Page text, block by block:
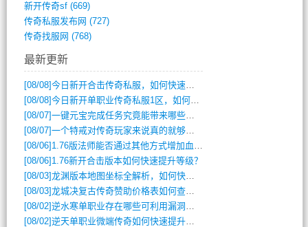
新开传奇sf(669)
传奇私服发布网 (727)
传奇找服网 (768)
最新更新
[08/08]今日新开合击传奇私服，如何快速提升角色战力？
[08/08]今日新开单职业传奇私服1区，如何快速升级与获取顶级装备？
[08/07]一键元宝完成任务究竟能带来哪些超值优势？
[08/07]一个特戒对传奇玩家来说真的就够用了吗？
[08/06] 1.76版法师能否通过其他方式增加血量？
[08/06] 1.76新开合击版本如何快速提升等级？
[08/03]龙渊版本地图坐标全解析，如何快速定位BOSS位置？
[08/03]龙城决复古传奇赞助价格表如何查询？
[08/02]逆水寒单职业存在哪些可利用漏洞？如何快速提升战力？
[08/02]逆天单职业微端传奇如何快速提升战力？新手必看攻略